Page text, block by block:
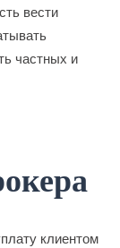
вести
частных и
клиентом